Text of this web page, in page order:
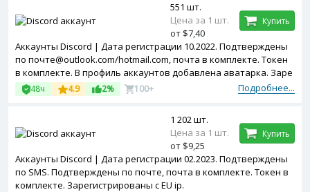
Аккаунты Discord | Дата регистрации 10.2022. Подтверждены
по почте@outlook.com/hotmail.com, почта в комплекте. Токен
в комплекте. В профиль аккаунтов добавлена аватарка. Заре
гистрированы с MIX ip.
Подробнее...
48ч 4.9 2% 100+
551 шт.
Цена за 1 шт.
от $7,40
Купить
Аккаунты Discord | Дата регистрации 02.2023. Подтверждены
по SMS. Подтверждены по почте, почта в комплекте. Токен в
комплекте. Зарегистрированы с EU ip.
1 202 шт.
Цена за 1 шт.
от $9,25
Купить